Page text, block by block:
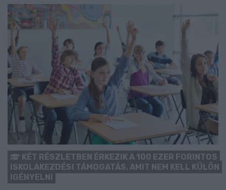
KÉT RÉSZLETBEN ÉRKEZIK A 100 EZER FORINTOS
ISKOLAKEZDÉSI TÁMOGATÁS, AMIT NEM KELL KÜLÖN
IGÉNYELNI